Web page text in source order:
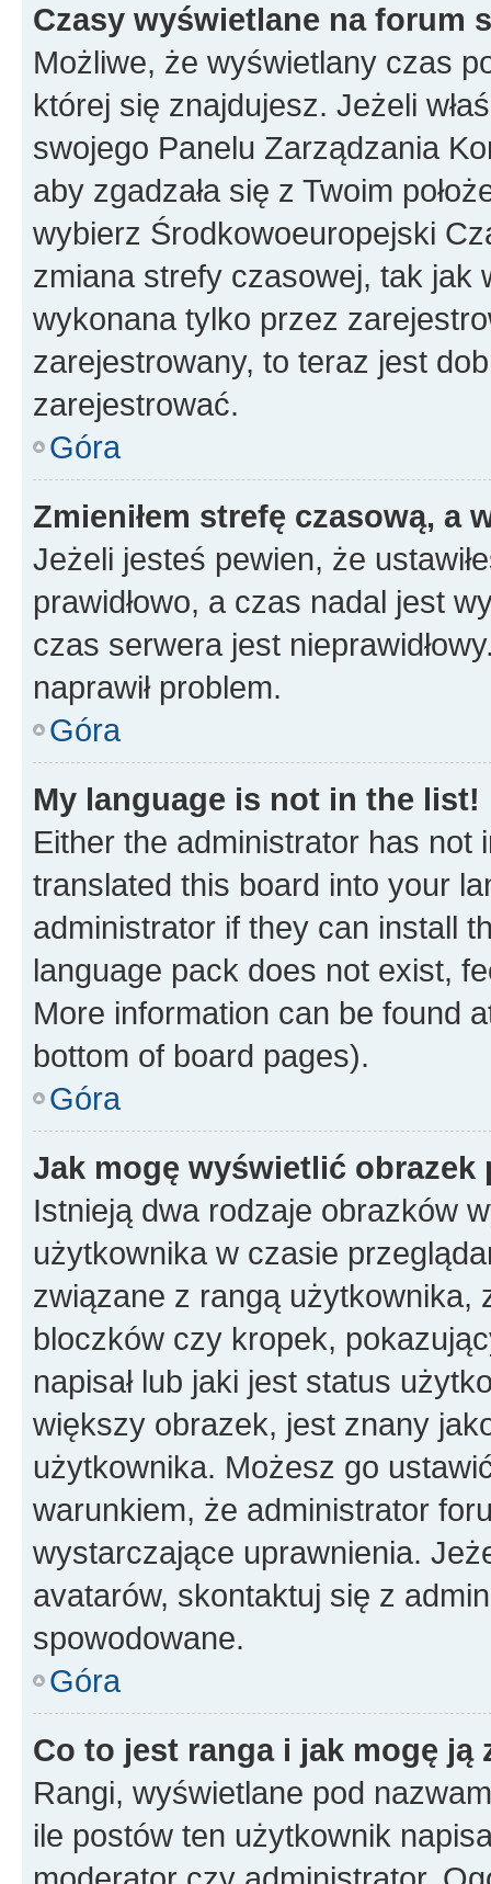
Czasy wyświetlane na forum
Możliwe, że wyświetlany czas
której się znajdujesz. Jeżeli
swojego Panelu Zarządzania
aby zgadzała się z Twoim
wybierz Środkowoeuropejski
zmiana strefy czasowej, tak jak
wykonana tylko przez
zarejestrowany, to teraz jest
zarejestrować.
Góra
Zmieniłem strefę czasową, a
Jeżeli jesteś pewien, że
prawidłowo, a czas nadal jest
czas serwera jest
naprawił problem.
Góra
My language is not in the list!
Either the administrator has not
translated this board into your
administrator if they can install
language pack does not exist,
More information can be found
bottom of board pages).
Góra
Jak mogę wyświetlić
Istnieją dwa rodzaje obrazków
użytkownika w czasie
związane z rangą użytkownika,
bloczków czy kropek,
napisał lub jaki jest status
większy obrazek, jest znany
użytkownika. Możesz go
warunkiem, że administrator
wystarczające uprawnienia.
avatarów, skontaktuj się z
spowodowane.
Góra
Co to jest ranga i jak mogę ją
Rangi, wyświetlane pod
ile postów ten użytkownik